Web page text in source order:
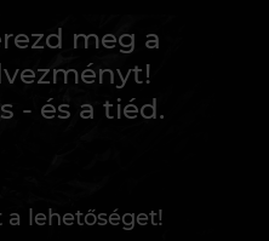
meg a
- és a tiéd.
a lehetőséget!